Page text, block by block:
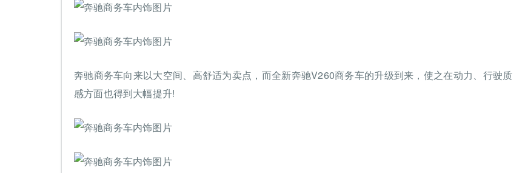
奔驰商务车向来以大空间、高舒适为卖点，而全新奔驰V260商务车的升级到来，使之在动力、行驶质
感方面也得到大幅提升!